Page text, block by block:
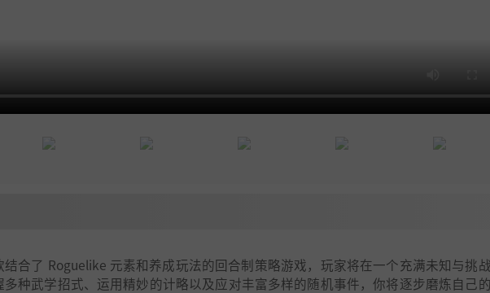
结合了 Roguelike 元素和养成玩法的回合制策略游戏，玩家将在一个充满未知与挑
种武学招式、运用精妙的计略以及应对丰富多样的随机事件，你将逐步磨炼自己